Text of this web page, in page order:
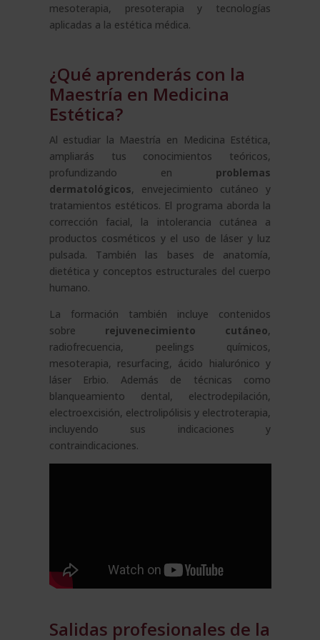
mesoterapia, presoterapia y tecnologías
aplicadas a la estética médica.
¿Qué aprenderás con la
Maestría en Medicina
Estética?
Al estudiar la Maestría en Medicina Estética,
ampliarás tus conocimientos teóricos,
profundizando en problemas
dermatológicos, envejecimiento cutáneo y
tratamientos estéticos. El programa aborda la
corrección facial, la intolerancia cutánea a
productos cosméticos y el uso de láser y luz
pulsada. También las bases de anatomía,
dietética y conceptos estructurales del cuerpo
humano.
La formación también incluye contenidos
sobre rejuvenecimiento cutáneo,
radiofrecuencia, peelings químicos,
mesoterapia, resurfacing, ácido hialurónico y
láser Erbio. Además de técnicas como
blanqueamiento dental, electrodepilación,
electroexcisión, electrolipólisis y electroterapia,
incluyendo sus indicaciones y
contraindicaciones.
Salidas profesionales de la